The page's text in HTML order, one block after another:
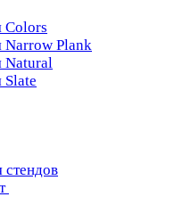
Colors
Narrow Plank
Natural
Slate
стендов